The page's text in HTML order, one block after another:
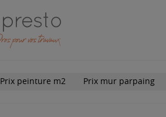
Prix peinture m2 Prix mur parpaing